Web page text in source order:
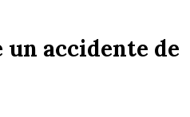
un accidente de